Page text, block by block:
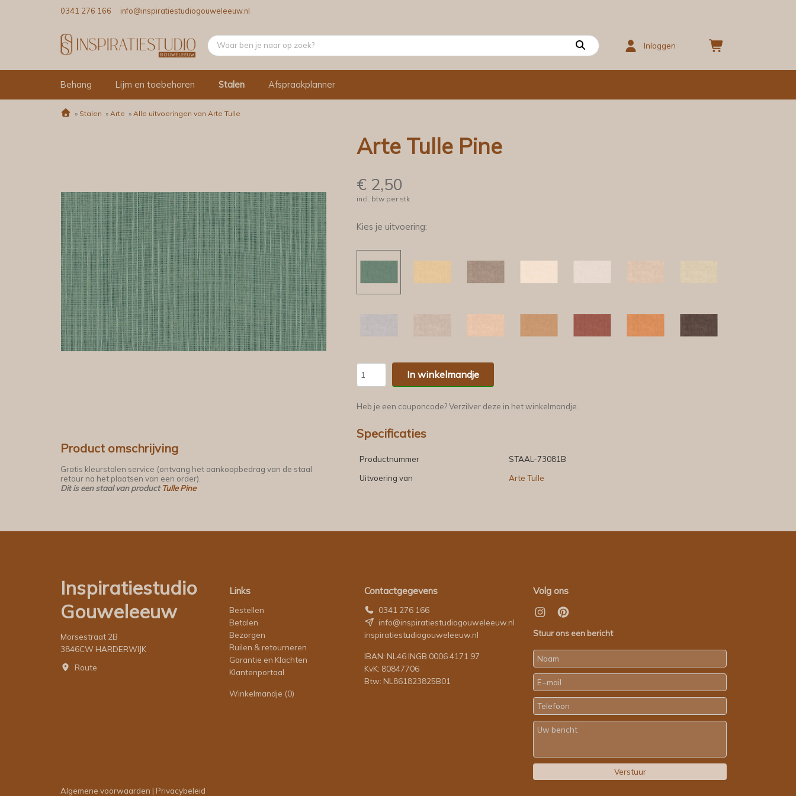
0341 276 166 info@inspiratiestudiogouweleeuw.nl
Inloggen
Behang Lijm en toebehoren Stalen Afspraakplanner
» Stalen » Arte » Alle uitvoeringen van Arte Tulle
Product omschrijving
Gratis kleurstalen service (ontvang het aankoopbedrag van de staal
retour na het plaatsen van een order).
Dit is een staal van productTulle Pine
Arte Tulle Pine
€ 2,50
incl. btw per stk
Kies je uitvoering:
In winkelmandje
Heb je een couponcode? Verzilver deze in het winkelmandje.
Specificaties
Productnummer
STAAL-73081B
Uitvoering van
Arte Tulle
Inspiratiestudio
Gouweleeuw
Morsestraat 2B
3846CW HARDERWIJK
Route
Links
Bestellen
Betalen
Bezorgen
Ruilen & retourneren
Garantie en Klachten
Klantenportaal
Winkelmandje (0)
Contactgegevens
0341 276 166
info@inspiratiestudiogouweleeuw.nl
inspiratiestudiogouweleeuw.nl
IBAN: NL46 INGB 0006 4171 97
KvK: 80847706
Btw: NL861823825B01
Volg ons
Stuur ons een bericht
Algemene voorwaarden | Privacybeleid